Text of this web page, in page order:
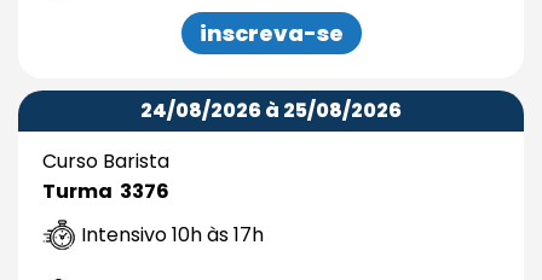
inscreva-se
24/08/2026 à 25/08/2026
Curso Barista
Turma 3376
Intensivo 10h às 17h